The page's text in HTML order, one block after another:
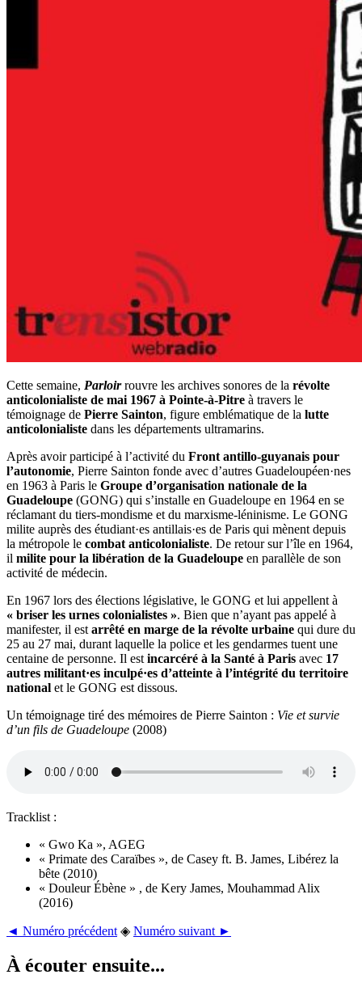
Cette semaine, Parloir rouvre les archives sonores de la révolte
anticolonialiste de mai 1967 à Pointe-à-Pitre à travers le
témoignage de Pierre Sainton, figure emblématique de la lutte
anticolonialiste dans les départements ultramarins.
Après avoir participé à l’activité du Front antillo-guyanais pour
l’autonomie, Pierre Sainton fonde avec d’autres Guadeloupéen·nes
en 1963 à Paris le Groupe d’organisation nationale de la
Guadeloupe (GONG) qui s’installe en Guadeloupe en 1964 en se
réclamant du tiers-mondisme et du marxisme-léninisme. Le GONG
milite auprès des étudiant·es antillais·es de Paris qui mènent depuis
la métropole le combat anticolonialiste. De retour sur l’île en 1964,
il milite pour la libération de la Guadeloupe en parallèle de son
activité de médecin.
En 1967 lors des élections législative, le GONG et lui appellent à
« briser les urnes colonialistes ». Bien que n’ayant pas appelé à
manifester, il est arrêté en marge de la révolte urbaine qui dure du
25 au 27 mai, durant laquelle la police et les gendarmes tuent une
centaine de personne. Il est incarcéré à la Santé à Paris avec 17
autres militant·es inculpé·es d’atteinte à l’intégrité du territoire
national et le GONG est dissous.
Un témoignage tiré des mémoires de Pierre Sainton : Vie et survie
d’un fils de Guadeloupe (2008)
Tracklist :
« Gwo Ka », AGEG
« Primate des Caraïbes », de Casey ft. B. James, Libérez la
bête (2010)
« Douleur Ébène » , de Kery James, Mouhammad Alix
(2016)
◄ Numéro précédent ◈ Numéro suivant ►
À écouter ensuite...